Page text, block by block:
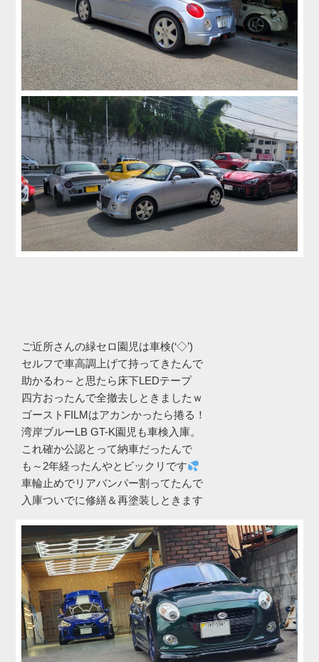
ご近所さんの緑セロ園児は車検(‘◇’)ゞ
セルフで車高調上げて持ってきたんで
助かるわ～と思たら床下LEDテープ
四方おったんで全撤去しときましたｗ
ゴーストFILMはアカンかったら捲る！
湾岸ブルーLB GT-K園児も車検入庫。
これ確か公認とって納車だったんで
も～2年経ったんやとビックリです
車輪止めでリアバンパー割ってたんで
入庫ついでに修繕＆再塗装しときます